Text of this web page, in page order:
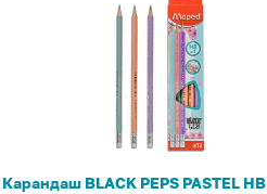
Карандаш BLACK PEPS PASTEL НВ